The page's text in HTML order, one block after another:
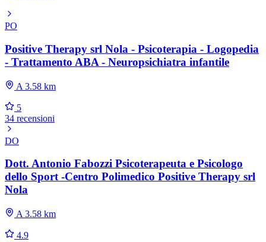
PO
Positive Therapy srl Nola - Psicoterapia - Logopedia
- Trattamento ABA - Neuropsichiatra infantile
A 3.58 km
5
34 recensioni
DO
Dott. Antonio Fabozzi Psicoterapeuta e Psicologo
dello Sport -Centro Polimedico Positive Therapy srl
Nola
A 3.58 km
4.9